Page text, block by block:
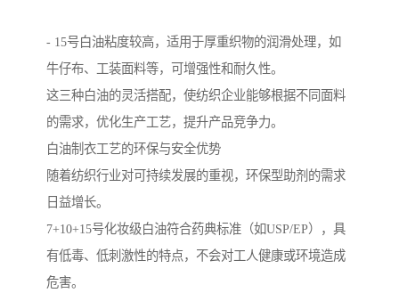
- 15号白油粘度较高，适用于厚重织物的润滑处理，如
牛仔布、工装面料等，可增强性和耐久性。
这三种白油的灵活搭配，使纺织企业能够根据不同面料
的需求，优化生产工艺，提升产品竞争力。
白油制衣工艺的环保与安全优势
随着纺织行业对可持续发展的重视，环保型助剂的需求
日益增长。
7+10+15号化妆级白油符合药典标准（如USP/EP），具
有低毒、低刺激性的特点，不会对工人健康或环境造成
危害。